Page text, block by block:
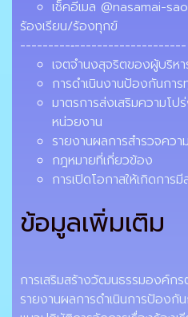
เช็คอีเมล @nasamai-
ร้องเรียน/ร้องทุกข์
---------‐--------------------
เจตจำนงสุจริตของผู้บริหา
การดำเนินงานป้องกันการ
มาตรการส่งเสริมความโป
หน่วยงาน
รายงานผลการสำรวจคว
กฎหมายที่เกี่ยวข้อง
การเปิดโอกาสให้เกิดการ
ข้อมูลเพิ่มเติม
การเสริมสร้างวัฒนธรรมองค์กร
รายงานผลการดำเนินการป้องกั